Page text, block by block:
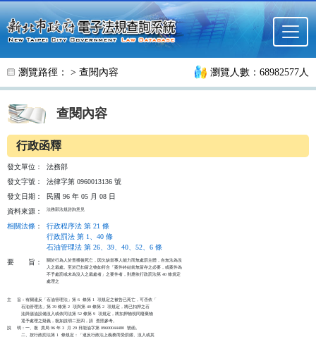
跳至主要內容
瀏覽路徑： > 查閱內容 瀏覽人數：68982577人
查閱內容
行政函釋
發文單位：
法務部
發文字號：
法律字第 0960013136 號
發文日期：
民國 96 年 05 月 08 日
資料來源：
法務部法規諮詢意見
相關法條 ：
行政程序法 第 21 條
行政罰法 第 1、40 條
石油管理法 第 26、39、40、52、6 條
要
旨：
關於行為人於查獲後死亡，因欠缺當事人能力而無處罰主體，自無法為沒
入之裁處。至於已扣留之物如符合「案件終結前無留存之必要，或案件為
不予處罰或未為沒入之裁處者」之要件者，則應依行政罰法第 40 條規定
處理之
主    旨：有關違反「石油管理法」第 6  條第 1  項規定之被告已死亡，可否依「
          石油管理法」第 39 條第 2  項與第 40 條第 2  項規定，將已扣押之石
          油與儲油設備沒入或依同法第 52 條第 9  項規定，將扣押物視同廢棄物
          逕予處理之疑義，復如說明二至四，請  查照參考。
說    明：一、復  貴局 96 年 3  月 29 日能油字第 09600044480  號函。
          二、按行政罰法第 1  條規定：「違反行政法上義務而受罰鍰、沒入或其